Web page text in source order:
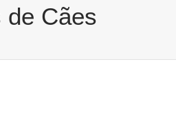
de Cães